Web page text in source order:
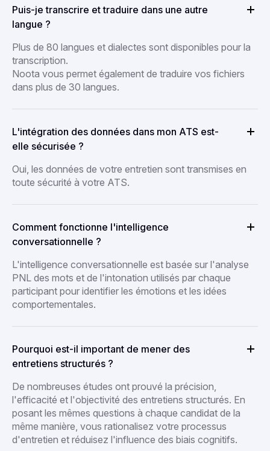
Puis-je transcrire et traduire dans une autre
langue ?
Plus de 80 langues et dialectes sont disponibles pour la
transcription.
Noota vous permet également de traduire vos fichiers
dans plus de 30 langues.
L'intégration des données dans mon ATS est-
elle sécurisée ?
Oui, les données de votre entretien sont transmises en
toute sécurité à votre ATS.
Comment fonctionne l'intelligence
conversationnelle ?
L'intelligence conversationnelle est basée sur l'analyse
PNL des mots et de l'intonation utilisés par chaque
participant pour identifier les émotions et les idées
comportementales.
Pourquoi est-il important de mener des
entretiens structurés ?
De nombreuses études ont prouvé la précision,
l'efficacité et l'objectivité des entretiens structurés. En
posant les mêmes questions à chaque candidat de la
même manière, vous rationalisez votre processus
d'entretien et réduisez l'influence des biais cognitifs.